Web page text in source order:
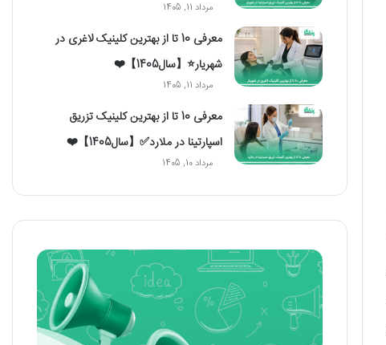
مرداد 11, 1405
معرفی 10 تا از بهترین کلینیک لاغری در
شهریار⭐【سال1405】❤️
مرداد 11, 1405
معرفی 10 تا از بهترین کلینیک تزریق
اسپارتینا در ملارد✅【سال1405】❤️
مرداد 10, 1405